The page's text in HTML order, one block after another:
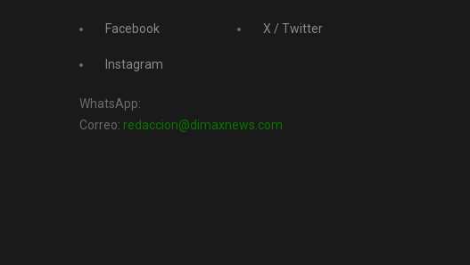
Facebook
Instagram
X / Twitter
WhatsApp:
Correo: redaccion@dimaxnews.com